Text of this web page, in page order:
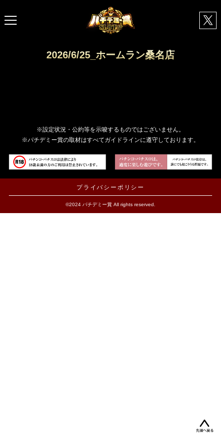
2026/6/25_ホームラン桑名店
※設定状況・公約等を示唆するものではございません。
※パチデミー賞の取材はすべてガイドラインに遵守しております。
プライバシーポリシー
©2024 パチデミー賞 All rights reserved.